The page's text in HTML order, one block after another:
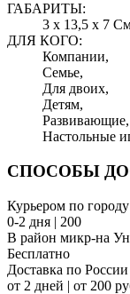
ГАБАРИТЫ:
3 x 13,5 x 7
ДЛЯ КОГО:
Компании,
Семье,
Для двоих,
Детям,
Развивающие,
Настольные
СПОСОБЫ
Курьером по
0-2 дня | 200
В район микр-на
Бесплатно
Доставка по России
от 2 дней | от 200